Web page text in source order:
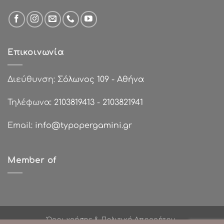
Επικοινωνία
Διεύθυνση: Σόλωνος 109 - Αθήνα
Τηλέφωνα: 2103819413 - 2103821941
Email: info@typopergamini.gr
Member of
Όροι χρήσης & Πολιτική Απορρήτου